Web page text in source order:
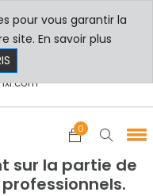
PARTICULIERS
0
sur la partie de
pour vous garantir la
site. En savoir plus